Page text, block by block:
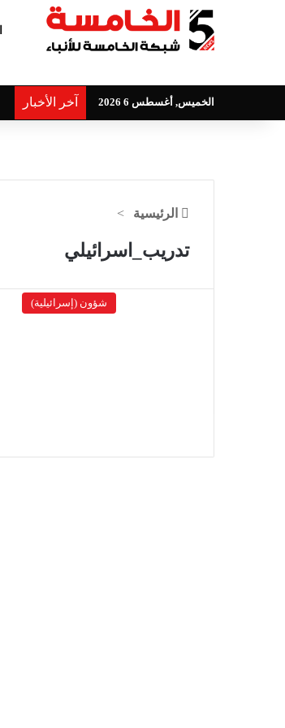
الخميس, أغسطس 6 2026 آخر الأخبار
الرئيسية >
تدريب_اسرائيلي
شؤون (إسرائيلية)